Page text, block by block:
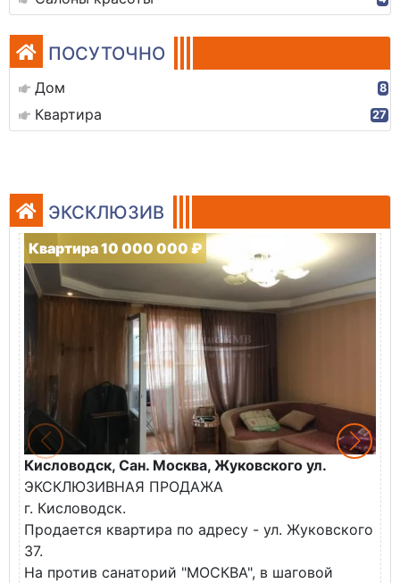
ПОСУТОЧНО
Дом 8
Квартира 27
ЭКСКЛЮЗИВ
Квартира 10 000 000 ₽
Кисловодск, Сан. Москва, Жуковского ул.
ЭКСКЛЮЗИВНАЯ ПРОДАЖА
г. Кисловодск.
Продается квартира по адресу - ул. Жуковского
37.
На против санаторий "МОСКВА", в шаговой